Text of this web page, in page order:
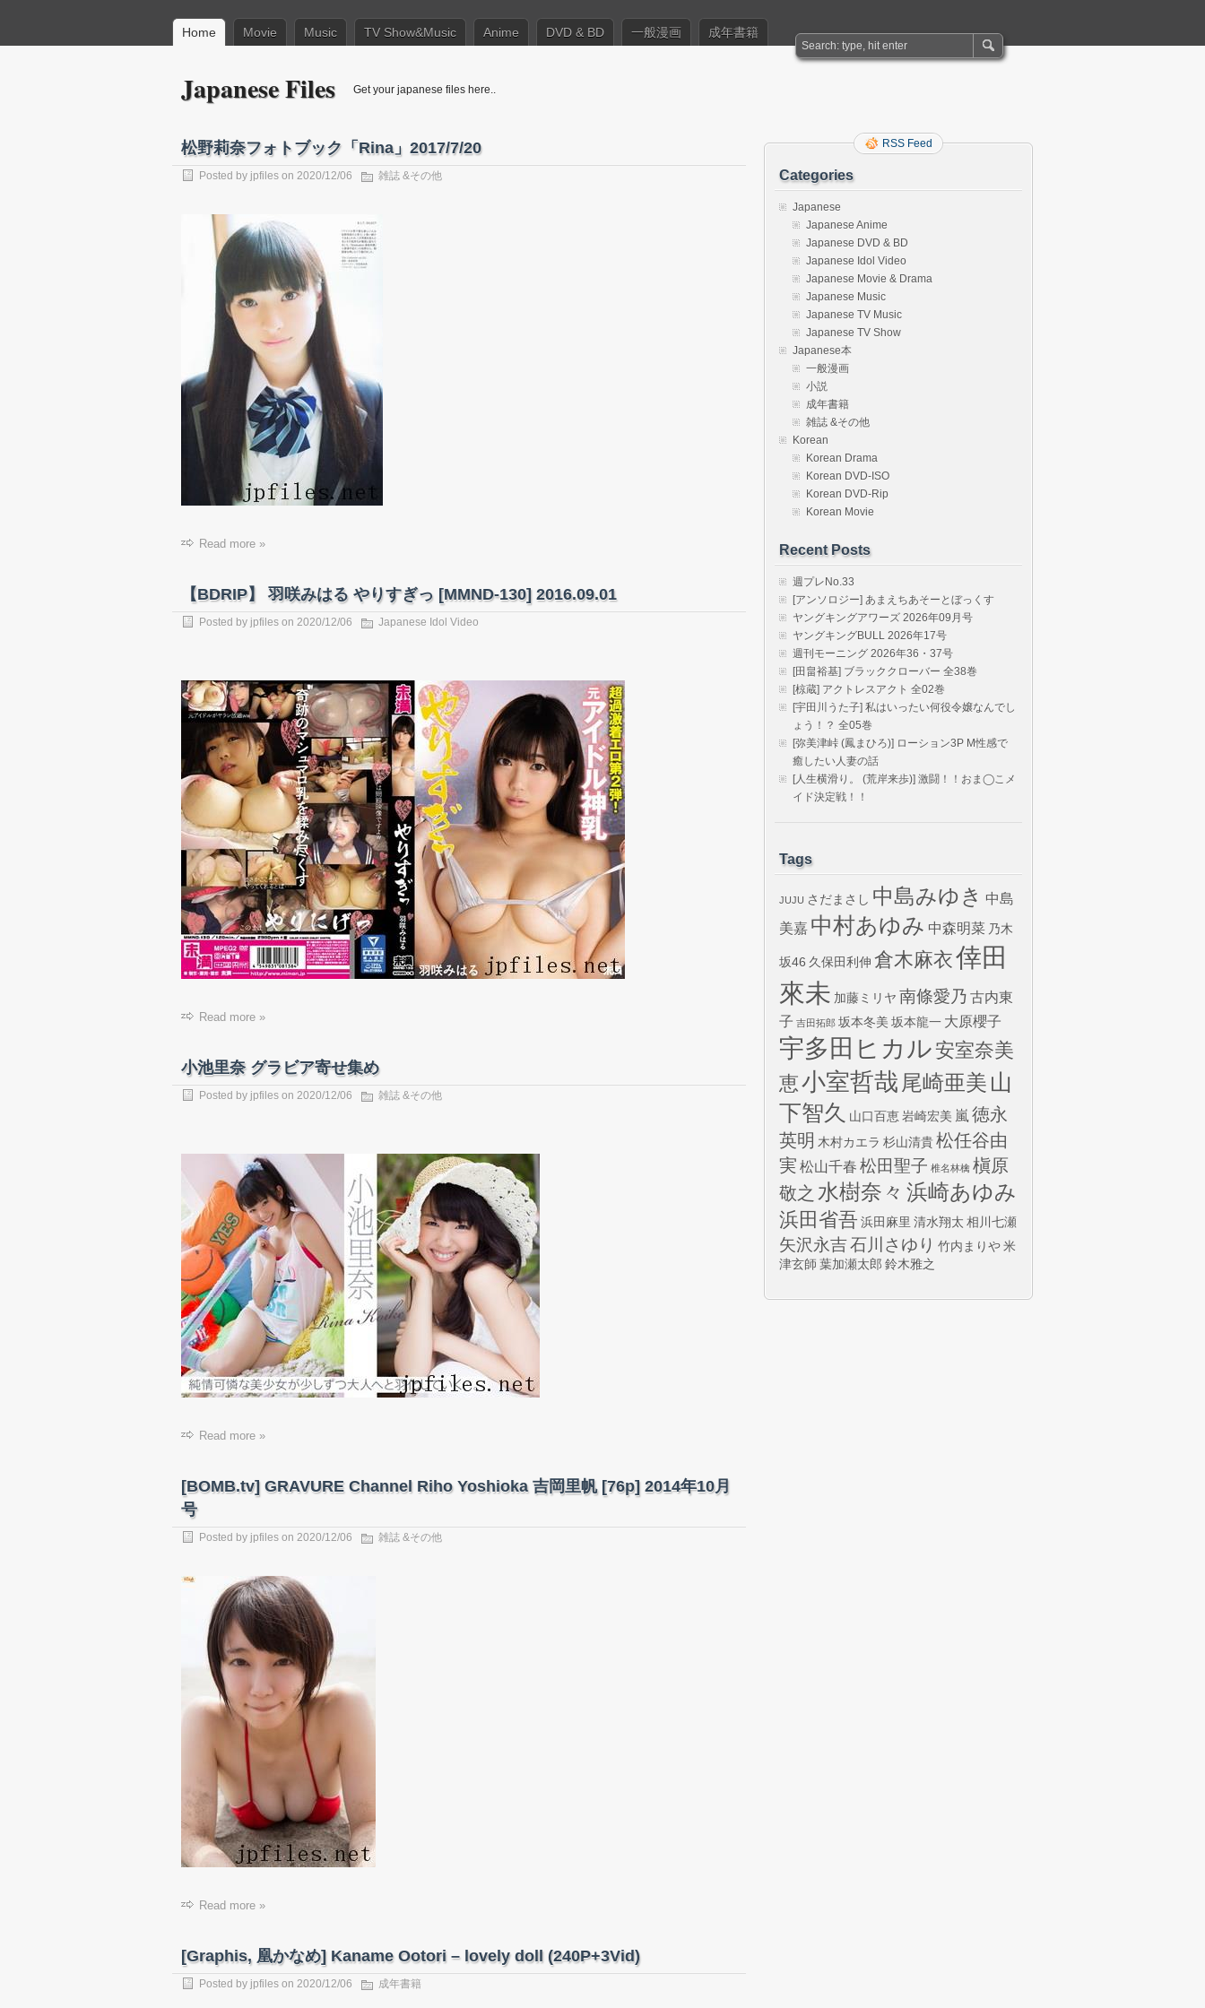
Home Movie Music TV Show&Music Anime DVD & BD 一般漫画 成年書籍
Japanese Files Get your japanese files here..
松野莉奈フォトブック「Rina」2017/7/20
Posted by jpfiles on 2020/12/06 雑誌 &その他
Read more »
【BDRIP】 羽咲みはる やりすぎっ [MMND-130] 2016.09.01
Posted by jpfiles on 2020/12/06 Japanese Idol Video
Read more »
小池里奈 グラビア寄せ集め
Posted by jpfiles on 2020/12/06 雑誌 &その他
Read more »
[BOMB.tv] GRAVURE Channel Riho Yoshioka 吉岡里帆 [76p] 2014年10月
号
Posted by jpfiles on 2020/12/06 雑誌 &その他
Read more »
[Graphis, 凰かなめ] Kaname Ootori – lovely doll (240P+3Vid)
Posted by jpfiles on 2020/12/06 成年書籍
RSS Feed
Categories
Japanese
Japanese Anime
Japanese DVD & BD
Japanese Idol Video
Japanese Movie & Drama
Japanese Music
Japanese TV Music
Japanese TV Show
Japanese本
一般漫画
小説
成年書籍
雑誌 &その他
Korean
Korean Drama
Korean DVD-ISO
Korean DVD-Rip
Korean Movie
Recent Posts
週プレNo.33
[アンソロジー] あまえちあそーとぼっくす
ヤングキングアワーズ 2026年09月号
ヤングキングBULL 2026年17号
週刊モーニング 2026年36・37号
[田畠裕基] ブラッククローバー 全38巻
[椋蔵] アクトレスアクト 全02巻
[宇田川うた子] 私はいったい何役令嬢なんでし
ょう！？ 全05巻
[弥美津峠 (鳳まひろ)] ローション3P M性感で
癒したい人妻の話
[人生横滑り。 (荒岸来歩)] 激闘！！おま◯こメ
イド決定戦！！
Tags
JUJU さだまさし 中島みゆき 中島
美嘉 中村あゆみ 中森明菜 乃木
坂46 久保田利伸 倉木麻衣倖田
來未 加藤ミリヤ 南條愛乃 古内東
子 吉田拓郎 坂本冬美 坂本龍一 大原櫻子
宇多田ヒカル安室奈美
恵小室哲哉 尾崎亜美 山
下智久 山口百恵岩崎宏美 嵐 徳永
英明 木村カエラ 杉山清貴松任谷由
実 松山千春 松田聖子 椎名林檎 槇原
敬之 水樹奈々 浜崎あゆみ
浜田省吾 浜田麻里 清水翔太 相川七瀬
矢沢永吉石川さゆり 竹内まりや米
津玄師 葉加瀬太郎 鈴木雅之